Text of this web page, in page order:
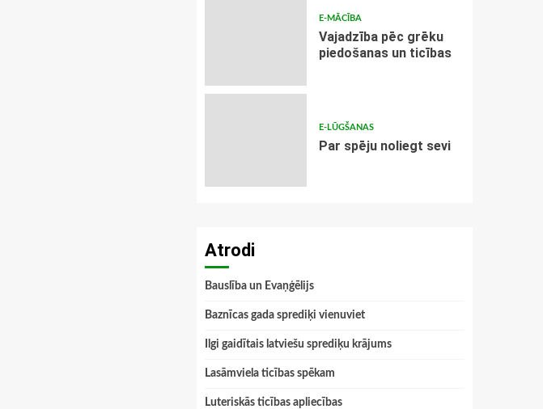
E-MĀCĪBA
Vajadzība pēc grēku
piedošanas un ticības
E-LŪGŠANAS
Par spēju noliegt sevi
Atrodi
Bauslība un Evaņģēlijs
Baznīcas gada sprediķi vienuviet
Ilgi gaidītais latviešu sprediķu krājums
Lasāmviela ticības spēkam
Luteriskās ticības apliecības